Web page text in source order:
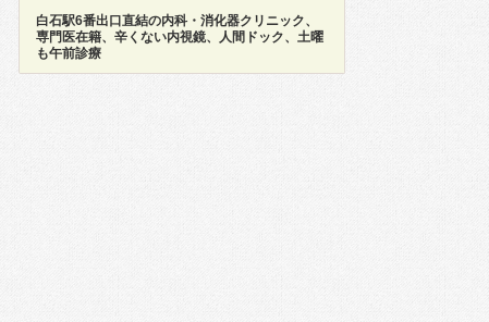
白石駅6番出口直結の内科・消化器クリニック、
専門医在籍、辛くない内視鏡、人間ドック、土曜
も午前診療